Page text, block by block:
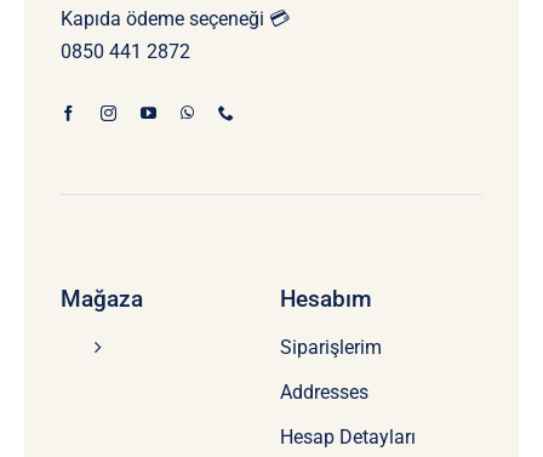
Kapıda ödeme seçeneği 💳
0850 441 2872
Mağaza Hesabım
Siparişlerim
Addresses
Hesap Detayları